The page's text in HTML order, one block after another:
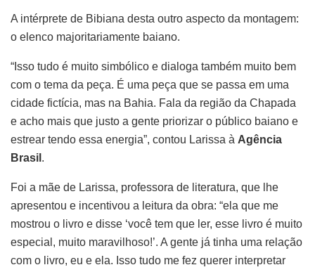
A intérprete de Bibiana desta outro aspecto da montagem:
o elenco majoritariamente baiano.
“Isso tudo é muito simbólico e dialoga também muito bem
com o tema da peça. É uma peça que se passa em uma
cidade fictícia, mas na Bahia. Fala da região da Chapada
e acho mais que justo a gente priorizar o público baiano e
estrear tendo essa energia”, contou Larissa à Agência
Brasil .
Foi a mãe de Larissa, professora de literatura, que lhe
apresentou e incentivou a leitura da obra: “ela que me
mostrou o livro e disse ‘você tem que ler, esse livro é muito
especial, muito maravilhoso!’. A gente já tinha uma relação
com o livro, eu e ela. Isso tudo me fez querer interpretar